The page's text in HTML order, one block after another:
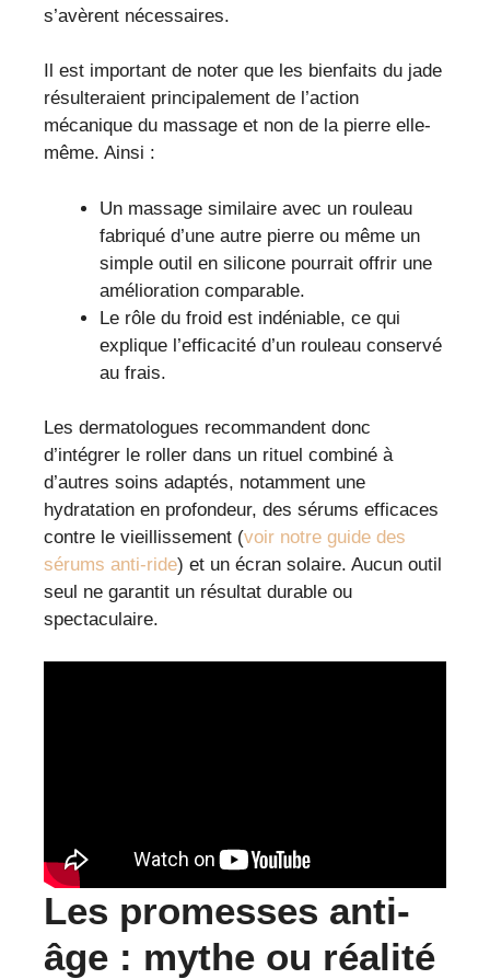
s’avèrent nécessaires.
Il est important de noter que les bienfaits du jade
résulteraient principalement de l’action
mécanique du massage et non de la pierre elle-
même. Ainsi :
Un massage similaire avec un rouleau
fabriqué d’une autre pierre ou même un
simple outil en silicone pourrait offrir une
amélioration comparable.
Le rôle du froid est indéniable, ce qui
explique l’efficacité d’un rouleau conservé
au frais.
Les dermatologues recommandent donc
d’intégrer le roller dans un rituel combiné à
d’autres soins adaptés, notamment une
hydratation en profondeur, des sérums efficaces
contre le vieillissement (voir notre guide des
sérums anti-ride) et un écran solaire. Aucun outil
seul ne garantit un résultat durable ou
spectaculaire.
Les promesses anti-
âge : mythe ou réalité